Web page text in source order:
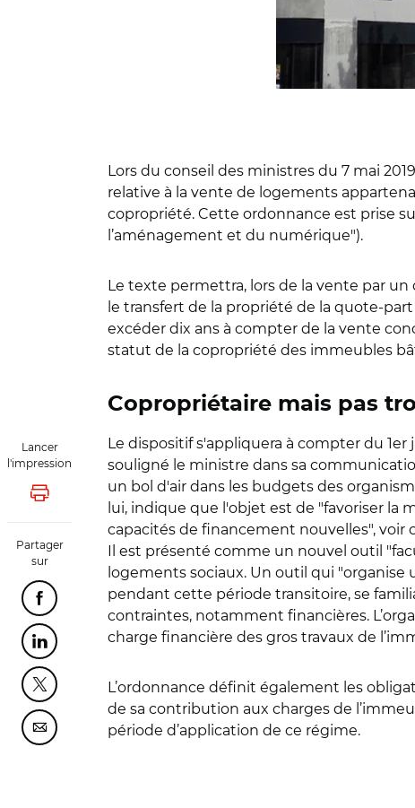
Lancer
l'impression
Lancer l'impression
Partager
sur
Partager cette page sur Facebook
Partager cette page sur Linkedin
Partager cette page sur Twitter
Partager cette page sur Courriel
Lors du conseil des ministres du 7 mai
relative à la vente de logements
copropriété. Cette ordonnance est prise
l’aménagement et du numérique").
Le texte permettra, lors de la vente par
le transfert de la propriété de la quote-
excéder dix ans à compter de la vente
statut de la copropriété des immeubles
Copropriétaire mais pas
Le dispositif s'appliquera à compter du 1er
souligné le ministre dans sa
un bol d'air dans les budgets des
lui, indique que l'objet est de "favoriser
capacités de financement nouvelles", voir
Il est présenté comme un nouvel outil
logements sociaux. Un outil qui "organise
pendant cette période transitoire, se
contraintes, notamment financières.
charge financière des gros travaux de
L’ordonnance définit également les
de sa contribution aux charges de
période d’application de ce régime.